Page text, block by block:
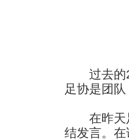
过去的
足协是团
在昨天足
结发言。